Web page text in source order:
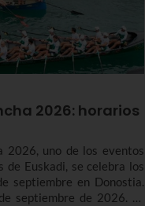
2026: horarios
2026, uno de los eventos
de Euskadi, se celebra los
septiembre en Donostia.
septiembre de 2026. Te